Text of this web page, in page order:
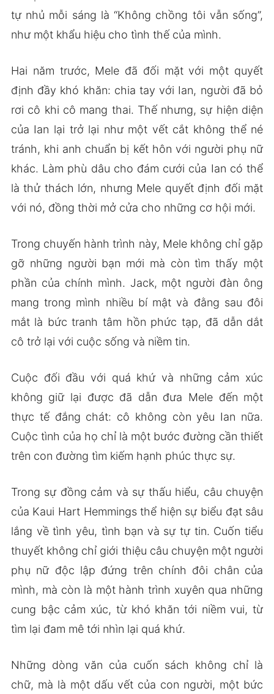
tự nhủ mỗi sáng là “Không chồng tôi vẫn sống”,
như một khẩu hiệu cho tình thế của mình.
Hai năm trước, Mele đã đối mặt với một quyết
định đầy khó khăn: chia tay với Ian, người đã bỏ
rơi cô khi cô mang thai. Thế nhưng, sự hiện diện
của Ian lại trở lại như một vết cắt không thể né
tránh, khi anh chuẩn bị kết hôn với người phụ nữ
khác. Làm phù dâu cho đám cưới của Ian có thể
là thử thách lớn, nhưng Mele quyết định đối mặt
với nó, đồng thời mở cửa cho những cơ hội mới.
Trong chuyến hành trình này, Mele không chỉ gặp
gỡ những người bạn mới mà còn tìm thấy một
phần của chính mình. Jack, một người đàn ông
mang trong mình nhiều bí mật và đằng sau đôi
mắt là bức tranh tâm hồn phức tạp, đã dẫn dắt
cô trở lại với cuộc sống và niềm tin.
Cuộc đối đầu với quá khứ và những cảm xúc
không giữ lại được đã dẫn đưa Mele đến một
thực tế đắng chát: cô không còn yêu Ian nữa.
Cuộc tình của họ chỉ là một bước đường cần thiết
trên con đường tìm kiếm hạnh phúc thực sự.
Trong sự đồng cảm và sự thấu hiểu, câu chuyện
của Kaui Hart Hemmings thể hiện sự biểu đạt sâu
lắng về tình yêu, tình bạn và sự tự tin. Cuốn tiểu
thuyết không chỉ giới thiệu câu chuyện một người
phụ nữ độc lập đứng trên chính đôi chân của
mình, mà còn là một hành trình xuyên qua những
cung bậc cảm xúc, từ khó khăn tới niềm vui, từ
tìm lại đam mê tới nhìn lại quá khứ.
Những dòng văn của cuốn sách không chỉ là
chữ, mà là một dấu vết của con người, một bức